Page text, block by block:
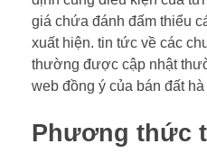
giá chứa đánh đấm thiểu
xuất hiện. tin tức về các
thường được cập nhật
web đồng ý của bán đất hà
Phương thức